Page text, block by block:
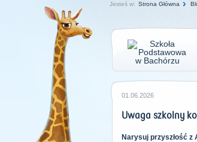
Jesteś w: Strona Główna
01.06.2026
Uwaga szkolny
Narysuj przyszłość z